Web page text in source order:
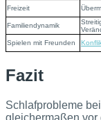
Freizeit
Familiendynamik
Spielen mit Freunden
Fazit
Schlafprobleme
gleichermaßen vor